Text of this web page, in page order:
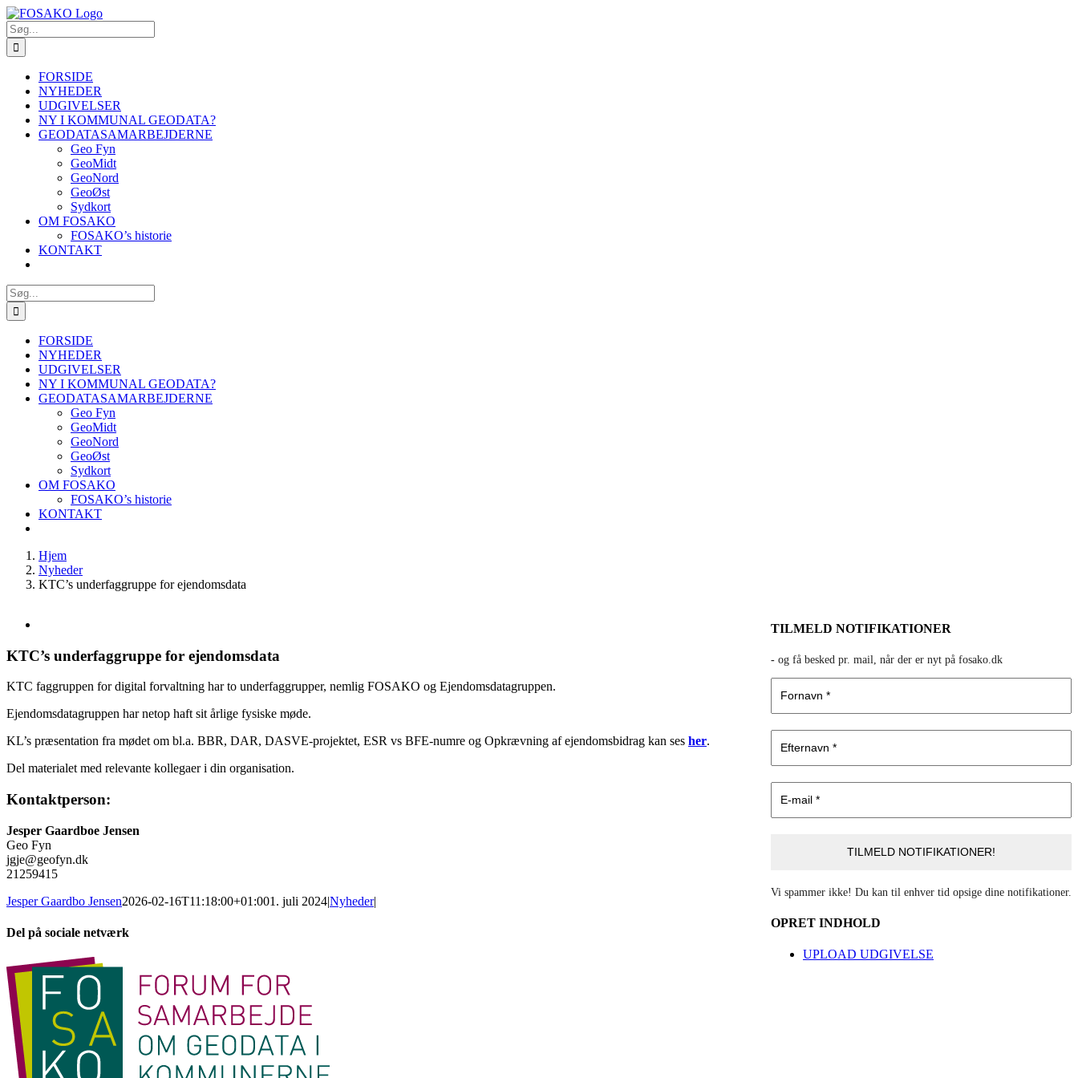
Skip
to
content
Søg
efter:
FORSIDE
NYHEDER
UDGIVELSER
NY I KOMMUNAL GEODATA?
GEODATASAMARBEJDERNE
Geo Fyn
GeoMidt
GeoNord
GeoØst
Sydkort
OM FOSAKO
FOSAKO’s historie
KONTAKT
Søg
efter:
FORSIDE
NYHEDER
UDGIVELSER
NY I KOMMUNAL GEODATA?
GEODATASAMARBEJDERNE
Geo Fyn
GeoMidt
GeoNord
GeoØst
Sydkort
OM FOSAKO
FOSAKO’s historie
KONTAKT
Hjem
Nyheder
KTC’s underfaggruppe for ejendomsdata
billede
KTC’s underfaggruppe for ejendomsdata
KTC faggruppen for digital forvaltning har to underfaggrupper, nemlig FOSAKO og Ejendomsdatagruppen.
Ejendomsdatagruppen har netop haft sit årlige fysiske møde.
KL’s præsentation fra mødet om bl.a. BBR, DAR, DASVE-projektet, ESR vs BFE-numre og Opkrævning af ejendomsbidrag kan ses her.
Del materialet med relevante kollegaer i din organisation.
Kontaktperson:
Jesper Gaardboe Jensen
Geo Fyn
jgje@geofyn.dk
21259415
Jesper Gaardbo Jensen2026-02-16T11:18:00+01:001. juli 2024|Nyheder|
Del på sociale netværk
Facebook
X
LinkedIn
E-
mail
TILMELD NOTIFIKATIONER
- og få besked pr. mail, når der er nyt på fosako.dk
Vi spammer ikke! Du kan til enhver tid opsige dine notifikationer.
OPRET INDHOLD
UPLOAD UDGIVELSE